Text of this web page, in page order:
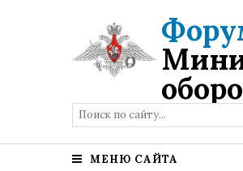
МЕНЮ САЙТА